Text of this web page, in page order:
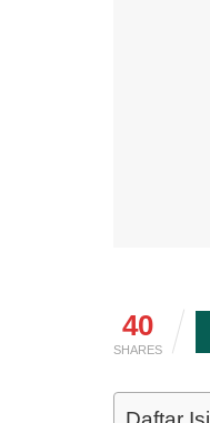
40
SHARES